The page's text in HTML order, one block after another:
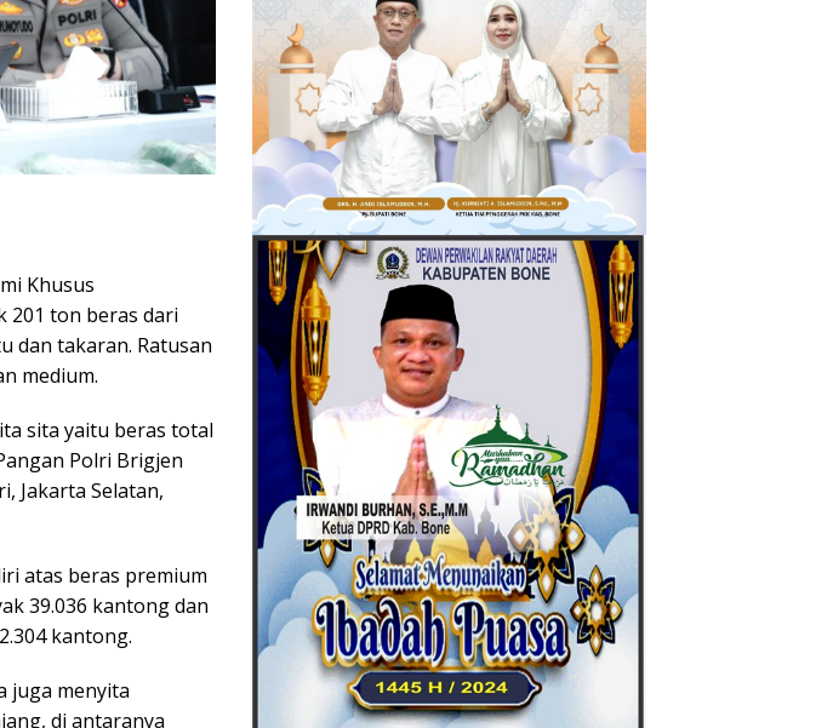
Khusus
201 ton beras dari
dan takaran. Ratusan
medium.
sita yaitu beras total
Polri Brigjen
Jakarta Selatan,
atas beras premium
39.036 kantong dan
kantong.
juga menyita
di antaranya